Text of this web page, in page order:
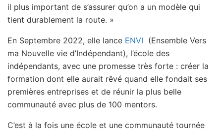
il plus important de s’assurer qu’on a un modèle qui
tient durablement la route. »
En Septembre 2022, elle lance ENVI (Ensemble Vers
ma Nouvelle vie d’Indépendant), l’école des
indépendants, avec une promesse très forte : créer la
formation dont elle aurait rêvé quand elle fondait ses
premières entreprises et de réunir la plus belle
communauté avec plus de 100 mentors.
C’est à la fois une école et une communauté tournée